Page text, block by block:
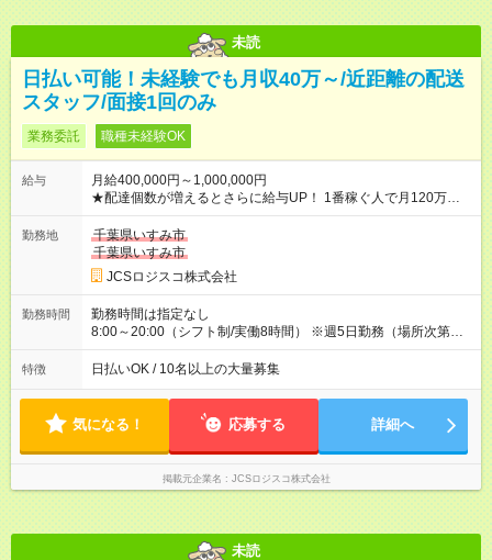
未読
日払い可能！未経験でも月収40万～/近距離の配送
スタッフ/面接1回のみ
業務委託 職種未経験OK
給与
月給400,000円～1,000,000円
★配達個数が増えるとさらに給与UP！ 1番稼ぐ人で月120万ほ
ど！ ・主要都市エリア 月収55万円／週5日稼働 月収65万~112
万円／週6日稼働 ・地方郊外エリア 月収40万円／週5日稼働 月
収40万円~50万円／週6日稼働 ＜モデルイメージ＞ ■月収50万
円 (27歳男性/江東区在住)※元建築関係 1日150個配達×25日勤務
(日休み) ■月収80万円(43歳男性/墨田区在住)※元営業 1日200個
勤務地
千葉県いすみ市
千葉県いすみ市
JCSロジスコ株式会社
勤務時間
勤務時間は指定なし
8:00～20:00（シフト制/実働8時間） ※週5日勤務（場所次第で
は週4も有り） ※配達状況によって時間外での勤務可能性有り ※
案件により多少の前後あり ※配達が完了次第、帰社OKです
特徴 日払いOK / 10名以上の大量募集
気になる！ 応募する 詳細へ
掲載元企業名 JCSロジスコ株式会社
未読